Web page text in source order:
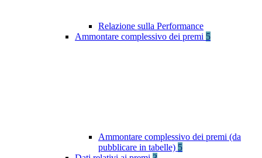
Relazione sulla Performance
Ammontare complessivo dei premi 5
Ammontare complessivo dei premi (da
pubblicare in tabelle) 5